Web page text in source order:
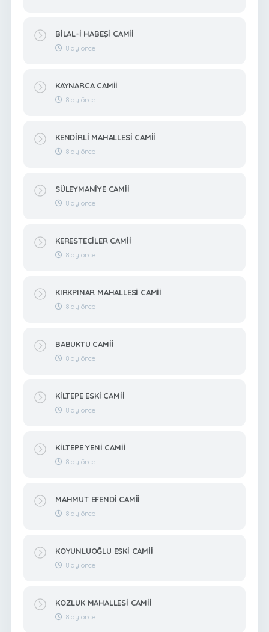
BİLAL-İ HABEŞİ CAMİİ
8 ay önce
KAYNARCA CAMİİ
8 ay önce
KENDİRLİ MAHALLESİ CAMİİ
8 ay önce
SÜLEYMANİYE CAMİİ
8 ay önce
KERESTECİLER CAMİİ
8 ay önce
KIRKPINAR MAHALLESİ CAMİİ
8 ay önce
BABUKTU CAMİİ
8 ay önce
KİLTEPE ESKİ CAMİİ
8 ay önce
KİLTEPE YENİ CAMİİ
8 ay önce
MAHMUT EFENDİ CAMİİ
8 ay önce
KOYUNLUOĞLU ESKİ CAMİİ
8 ay önce
KOZLUK MAHALLESİ CAMİİ
8 ay önce